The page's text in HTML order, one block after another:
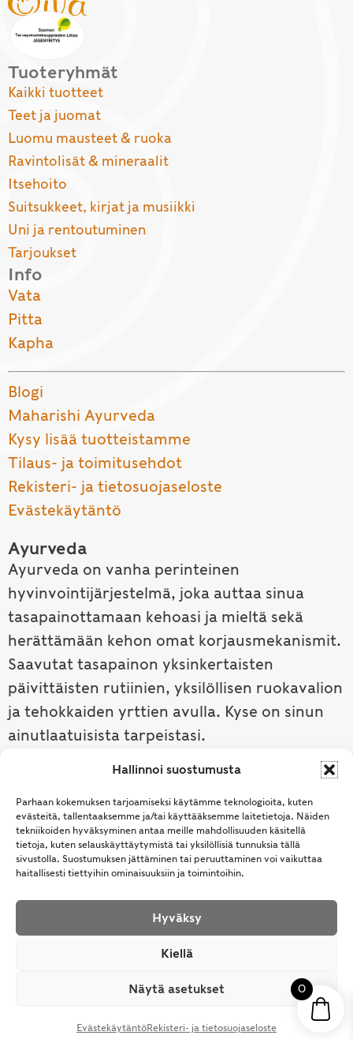
Hallinnoi suostumusta
Parhaan kokemuksen tarjoamiseksi käytämme teknologioita, kuten
evästeitä, tallentaaksemme ja/tai käyttääksemme laitetietoja. Näiden
tekniikoiden hyväksyminen antaa meille mahdollisuuden käsitellä
tietoja, kuten selauskäyttäytymistä tai yksilöllisiä tunnuksia tällä
sivustolla. Suostumuksen jättäminen tai peruuttaminen voi vaikuttaa
haitallisesti tiettyihin ominaisuuksiin ja toimintoihin.
Hyväksy
Kiellä
Näytä asetukset
EvästekäytäntöRekisteri- ja tietosuojaseloste
Tuoteryhmät
Kaikki tuotteet
Teet ja juomat
Luomu mausteet & ruoka
Ravintolisät & mineraalit
Itsehoito
Suitsukkeet, kirjat ja musiikki
Uni ja rentoutuminen
Tarjoukset
Info
Vata
Pitta
Kapha
Blogi
Maharishi Ayurveda
Kysy lisää tuotteistamme
Tilaus- ja toimitusehdot
Rekisteri- ja tietosuojaseloste
Evästekäytäntö
Ayurveda
Ayurveda on vanha perinteinen
hyvinvointijärjestelmä, joka auttaa sinua
tasapainottamaan kehoasi ja mieltä sekä
herättämään kehon omat korjausmekanismit.
Saavutat tasapainon yksinkertaisten
päivittäisten rutiinien, yksilöllisen ruokavalion
ja tehokkaiden yrttien avulla. Kyse on sinun
ainutlaatuisista tarpeistasi.
Tutustu ayurvedaan →
© Samhita | Ayurveda -tuotteita suomalaisille jo
vuodesta 1994. All Rights Reserved.
0